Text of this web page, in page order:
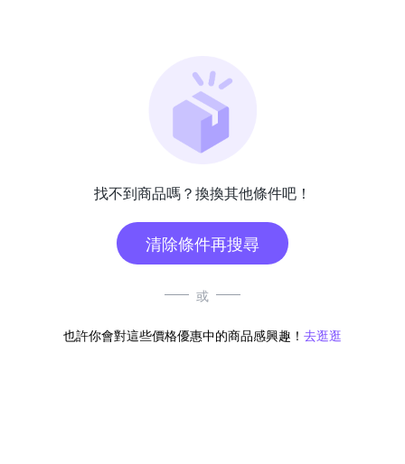
找不到商品嗎？換換其他條件吧！
清除條件再搜尋
或
也許你會對這些價格優惠中的商品感興趣！ 去逛逛